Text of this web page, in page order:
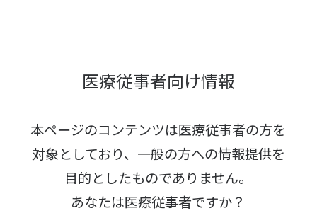
医療従事者向け情報
本ページのコンテンツは医療従事者の方を
対象としており、 一般の方への情報提供を
目的としたものでありません。
あなたは医療従事者ですか？